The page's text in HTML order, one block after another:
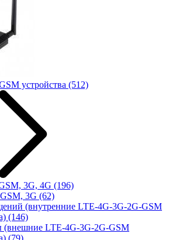
устройства (512)
3G, 4G (196)
3G (62)
(внутренние LTE-4G-3G-2G-GSM
(146)
(внешние LTE-4G-3G-2G-GSM
(79)